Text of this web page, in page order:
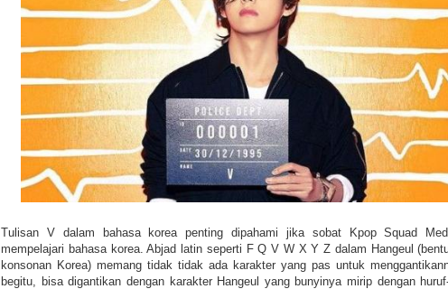
Tulisan V dalam bahasa korea penting dipahami jika sobat Kpop Squad
mempelajari bahasa korea. Abjad latin seperti F Q V W X Y Z dalam Hangeul (
konsonan Korea) memang tidak tidak ada karakter yang pas untuk
begitu,
bisa digantikan dengan karakter Hangeul yang bunyinya mirip dengan